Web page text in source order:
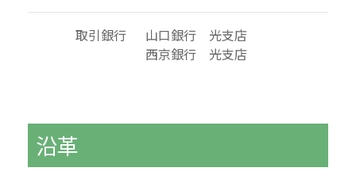
取引銀行
山口銀行 光支店
西京銀行 光支店
沿革